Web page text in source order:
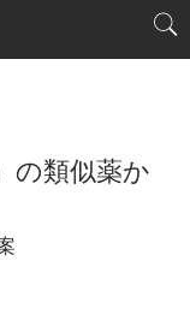
の類似薬か